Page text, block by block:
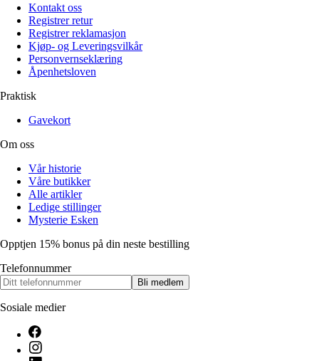
Kontakt oss
Registrer retur
Registrer reklamasjon
Kjøp- og Leveringsvilkår
Personvernseklæring
Åpenhetsloven
Praktisk
Gavekort
Om oss
Vår historie
Våre butikker
Alle artikler
Ledige stillinger
Mysterie Esken
Opptjen 15% bonus på din neste bestilling
Telefonnummer
Bli medlem
Sosiale medier